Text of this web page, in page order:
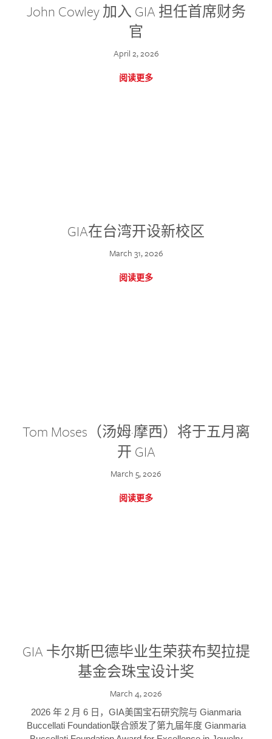
John Cowley 加入 GIA 担任首席财务
官
April 2, 2026
阅读更多
GIA在台湾开设新校区
March 31, 2026
阅读更多
Tom Moses（汤姆·摩西）将于五月离
开 GIA
March 5, 2026
阅读更多
GIA 卡尔斯巴德毕业生荣获布契拉提
基金会珠宝设计奖
March 4, 2026
2026 年 2 月 6 日，GIA美国宝石研究院与 Gianmaria
Buccellati Foundation联合颁发了第九届年度 Gianmaria